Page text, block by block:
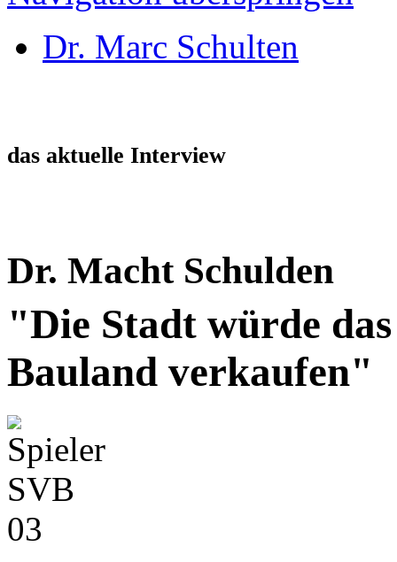
Dr. Marc Schulten
das aktuelle Interview
Dr. Macht Schulden
"Die Stadt würde
Bauland verkaufen"